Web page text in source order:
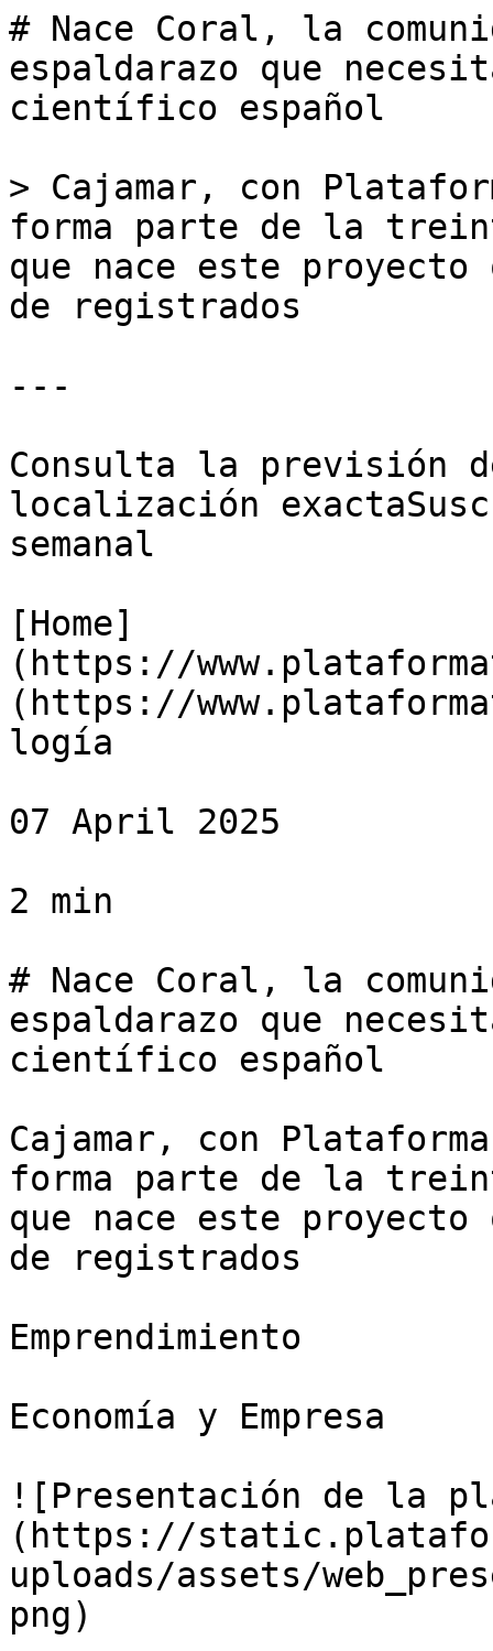
# Nace Coral, la
espaldarazo que
científico español
> Cajamar, con
forma parte de la
que nace este
de registrados
---
Consulta la previsión
localización
semanal
[Home]
(https://
(https://
logía
07 April 2025
2 min
# Nace Coral, la
espaldarazo que
científico español
Cajamar, con
forma parte de la
que nace este
de registrados
Emprendimiento
Economía y Empresa
![Presentación de la
(https://
uploads/assets/
png)